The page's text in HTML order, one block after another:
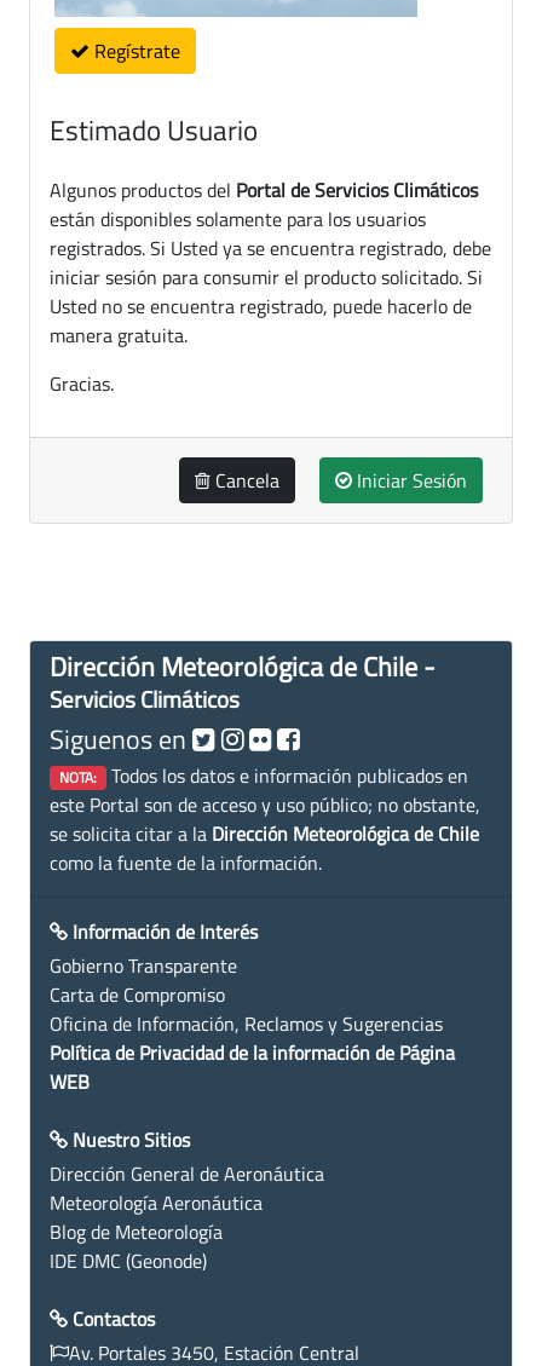
Regístrate
Estimado Usuario
Algunos productos del Portal de Servicios Climáticos
están disponibles solamente para los usuarios
registrados. Si Usted ya se encuentra registrado, debe
iniciar sesión para consumir el producto solicitado. Si
Usted no se encuentra registrado, puede hacerlo de
manera gratuita.
Gracias.
Cancela Iniciar Sesión
Dirección Meteorológica de Chile -
Servicios Climáticos
Siguenos en
NOTA: Todos los datos e información publicados en
este Portal son de acceso y uso público; no obstante,
se solicita citar a la Dirección Meteorológica de Chile
como la fuente de la información.
Información de Interés
Gobierno Transparente
Carta de Compromiso
Oficina de Información, Reclamos y Sugerencias
Política de Privacidad de la información de Página
WEB
Nuestro Sitios
Dirección General de Aeronáutica
Meteorología Aeronáutica
Blog de Meteorología
IDE DMC (Geonode)
Contactos
Av. Portales 3450, Estación Central